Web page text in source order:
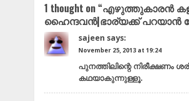
1 thought on “എഴുത്തുകാരൻ
ഹൈന്ദവൻ|ഭാര്യക്ക്‌ പറയാൻ
sajeen says:
November 25, 2013 at 19:24
പുനത്തിലിന്റെ നിരീക്ഷണം
കഥയാകുന്നുള്ളൂ.